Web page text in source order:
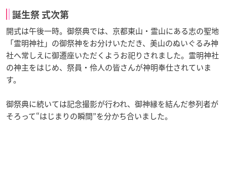
誕生祭 式次第
開式は午後一時。御祭典では、京都東山・霊山にある志の聖地
「霊明神社」の御祭神をお分けいただき、美山のぬいぐるみ神
社へ常しえに御遷座いただくようお祀りされました。霊明神社
の神主をはじめ、祭員・伶人の皆さんが神明奉仕されていま
す。
御祭典に続いては記念撮影が行われ、御神縁を結んだ参列者が
そろって“はじまりの瞬間”を分かち合いました。